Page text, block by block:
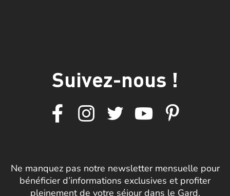
Suivez-nous !
Ne manquez pas notre newsletter mensuelle pour
bénéficier d’informations exclusives et profiter
pleinement de votre séjour dans le Gard.